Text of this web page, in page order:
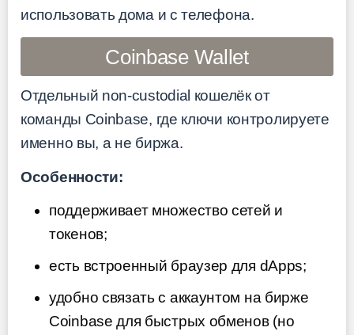
использовать дома и с телефона.
Coinbase Wallet
Отдельный non-custodial кошелёк от
команды Coinbase, где ключи контролируете
именно вы, а не биржа.
Особенности:
поддерживает множество сетей и
токенов;
есть встроенный браузер для dApps;
удобно связать с аккаунтом на бирже
Coinbase для быстрых обменов (но